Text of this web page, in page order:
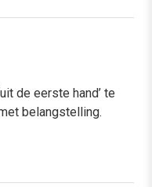
de eerste hand’ te
belangstelling.